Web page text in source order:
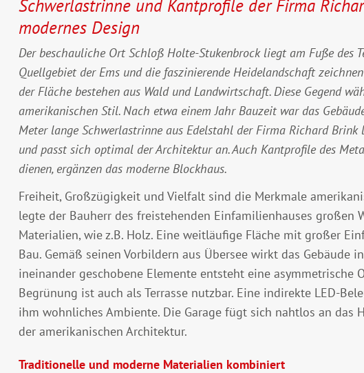
Schwerlastrinne und Kantprofile der Firma
modernes Design
Der beschauliche Ort Schloß Holte-Stukenbrock liegt am Fuße des
Quellgebiet der Ems und die faszinierende Heidelandschaft
der Fläche bestehen aus Wald und Landwirtschaft. Diese Gegend
amerikanischen Stil. Nach etwa einem Jahr Bauzeit war das
Meter lange Schwerlastrinne aus Edelstahl der Firma Richard
und passt sich optimal der Architektur an. Auch Kantprofile des
dienen, ergänzen das moderne Blockhaus.
Freiheit, Großzügigkeit und Vielfalt sind die Merkmale
legte der Bauherr des freistehenden Einfamilienhauses großen
Materialien, wie z.B. Holz. Eine weitläufige Fläche mit großer
Bau. Gemäß seinen Vorbildern aus Übersee wirkt das Gebäude
ineinander geschobene Elemente entsteht eine asymmetrische
Begrünung ist auch als Terrasse nutzbar. Eine indirekte LED-
ihm wohnliches Ambiente. Die Garage fügt sich nahtlos an das
der amerikanischen Architektur.
Traditionelle und moderne Materialien kombiniert